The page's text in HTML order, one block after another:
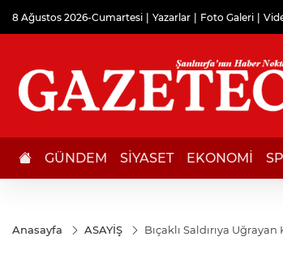
8 Ağustos 2026-Cumartesi Yazarlar Foto Galeri
GÜNDEM SİYASET EKONOMİ
Anasayfa ASAYİŞ Bıçaklı Saldırıya